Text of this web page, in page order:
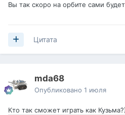
Вы так скоро на орбите сами
Цитата
mda68
Опубликовано 1 июля
Кто так сможет играть как